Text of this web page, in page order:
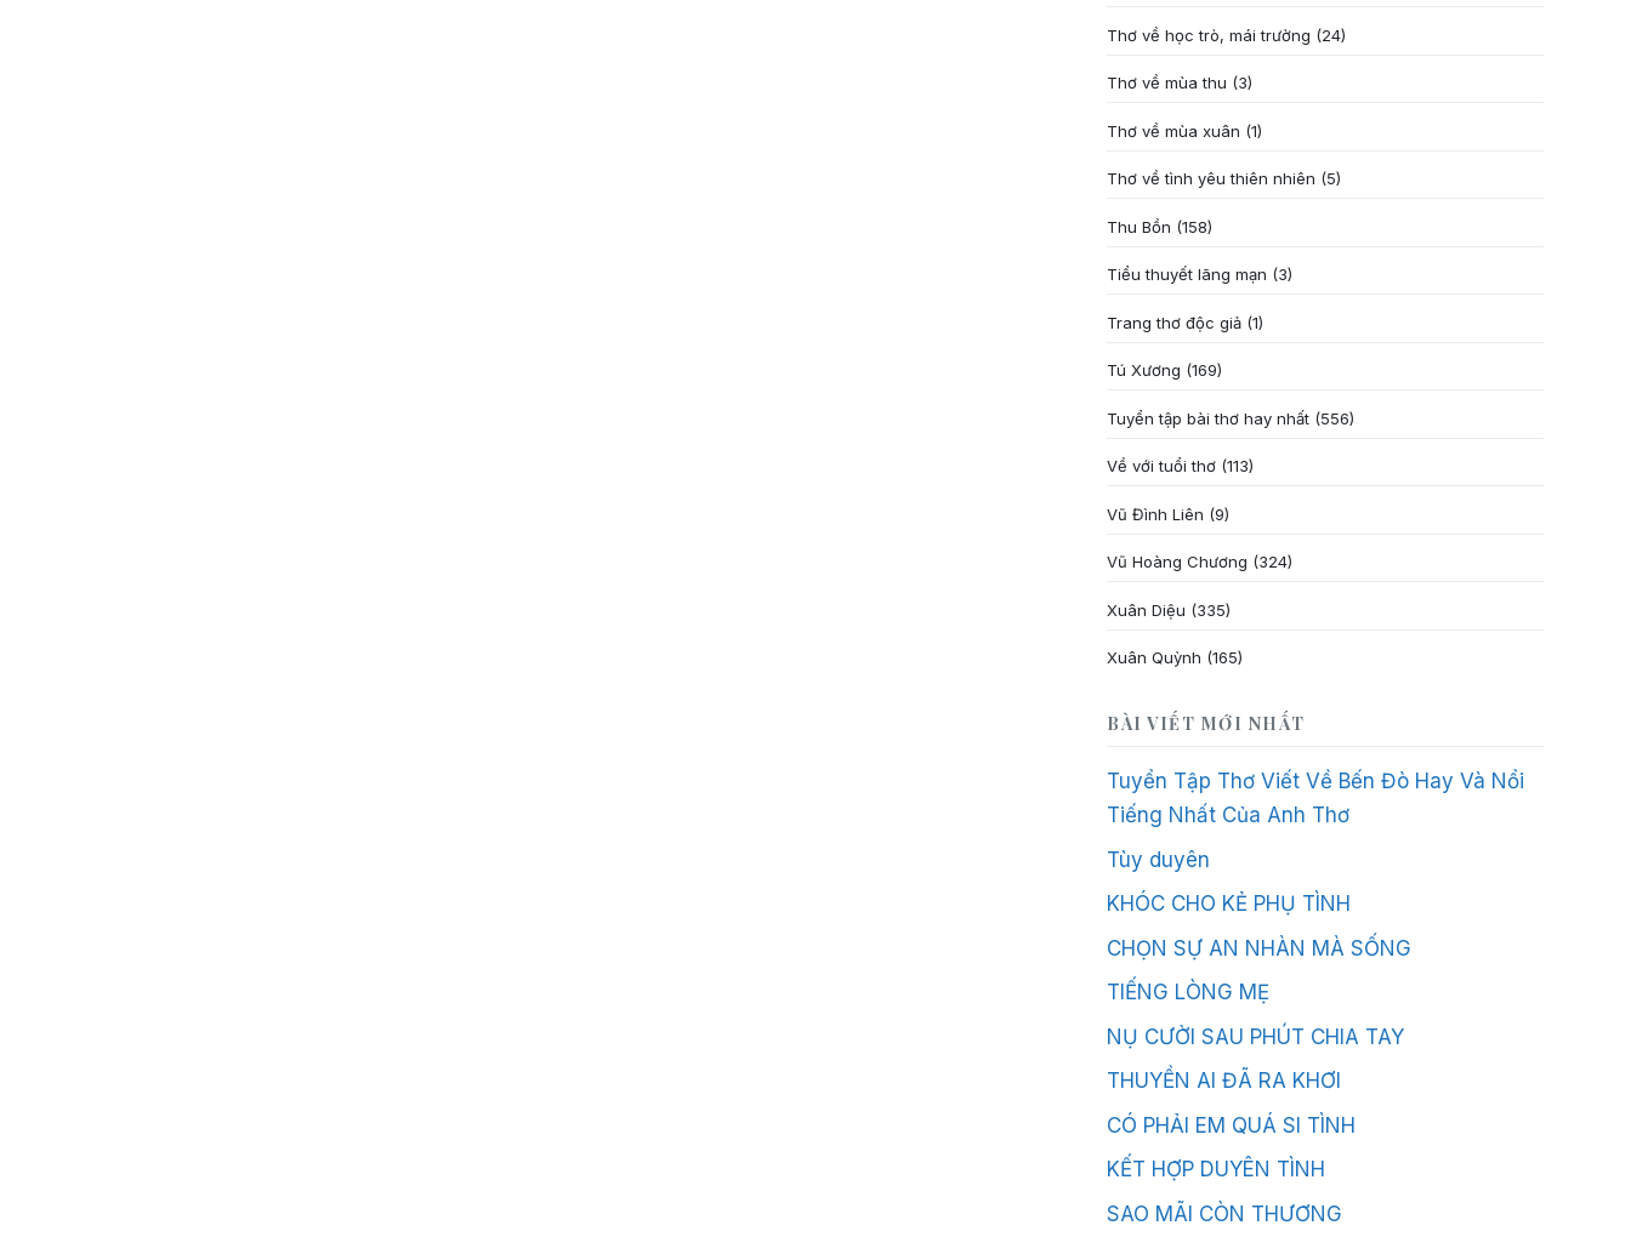
Thơ về học trò, mái trường (24)
Thơ về mùa thu (3)
Thơ về mùa xuân (1)
Thơ về tình yêu thiên nhiên (5)
Thu Bồn (158)
Tiểu thuyết lãng mạn (3)
Trang thơ độc giả (1)
Tú Xương (169)
Tuyển tập bài thơ hay nhất (556)
Về với tuổi thơ (113)
Vũ Đình Liên (9)
Vũ Hoàng Chương (324)
Xuân Diệu (335)
Xuân Quỳnh (165)
BÀI VIẾT MỚI NHẤT
Tuyển Tập Thơ Viết Về Bến Đò Hay Và Nổi
Tiếng Nhất Của Anh Thơ
Tùy duyên
KHÓC CHO KẺ PHỤ TÌNH
CHỌN SỰ AN NHÀN MÀ SỐNG
TIẾNG LÒNG MẸ
NỤ CƯỜI SAU PHÚT CHIA TAY
THUYỀN AI ĐÃ RA KHƠI
CÓ PHẢI EM QUÁ SI TÌNH
KẾT HỢP DUYÊN TÌNH
SAO MÃI CÒN THƯƠNG